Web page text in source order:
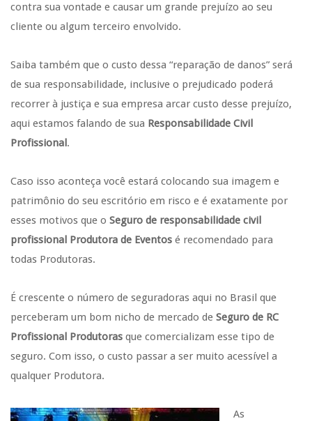
contra sua vontade e causar um grande prejuízo ao seu
cliente ou algum terceiro envolvido.
Saiba também que o custo dessa “reparação de danos” será
de sua responsabilidade, inclusive o prejudicado poderá
recorrer à justiça e sua empresa arcar custo desse prejuízo,
aqui estamos falando de sua Responsabilidade Civil
Profissional.
Caso isso aconteça você estará colocando sua imagem e
patrimônio do seu escritório em risco e é exatamente por
esses motivos que o Seguro de responsabilidade civil
profissional Produtora de Eventos é recomendado para
todas Produtoras.
É crescente o número de seguradoras aqui no Brasil que
perceberam um bom nicho de mercado de Seguro de RC
Profissional Produtoras que comercializam esse tipo de
seguro. Com isso, o custo passar a ser muito acessível a
qualquer Produtora.
As